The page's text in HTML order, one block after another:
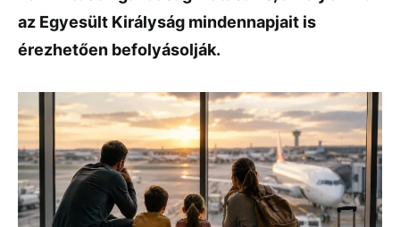
az Egyesült Királyság mindennapjait is
érezhetően befolyásolják.